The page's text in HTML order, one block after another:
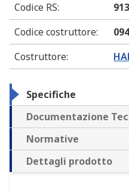
Codice RS:
Codice costruttore:
Costruttore:
Specifiche
Documentazione
Normative
Dettagli prodotto